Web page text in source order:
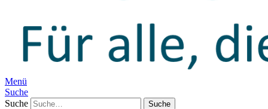
Menü
Suche
Suche